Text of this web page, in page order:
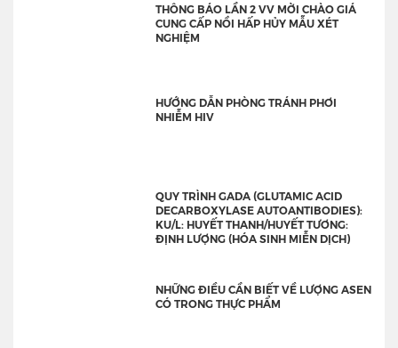
THÔNG BÁO LẦN 2 VV MỜI CHÀO GIÁ
CUNG CẤP NỒI HẤP HỦY MẪU XÉT
NGHIỆM
HƯỚNG DẪN PHÒNG TRÁNH PHƠI
NHIỄM HIV
QUY TRÌNH GADA (GLUTAMIC ACID
DECARBOXYLASE AUTOANTIBODIES):
KU/L: HUYẾT THANH/HUYẾT TƯƠNG:
ĐỊNH LƯỢNG (HÓA SINH MIỄN DỊCH)
NHỮNG ĐIỀU CẦN BIẾT VỀ LƯỢNG ASEN
CÓ TRONG THỰC PHẨM